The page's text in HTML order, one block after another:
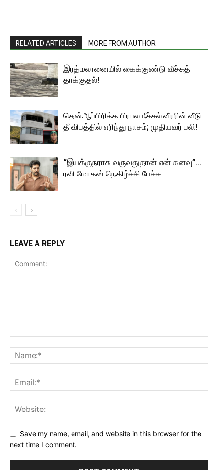
RELATED ARTICLES MORE FROM AUTHOR
இரத்மலானையில் கைக்குண்டு வீச்சுத்
தாக்குதல்!
தென்ஆப்பிரிக்க பிரபல நீச்சல் வீரரின் வீடு
தீ விபத்தில் எரிந்து நாசம்; முதியவர் பலி!
“இயக்குநராக வருவதுதான் என் கனவு”…
ரவி மோகன் நெகிழ்ச்சி பேச்சு
LEAVE A REPLY
Save my name, email, and website in this browser for the
next time I comment.